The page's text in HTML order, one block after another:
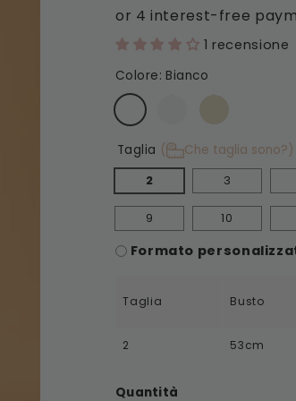
1 recensione
Colore: Bianco
Taglia (
Che taglia sono?)
2
3
9 10
Formato
Taglia Busto
2 53cm
Quantità